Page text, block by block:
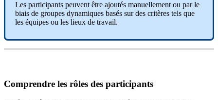
Les participants peuvent être ajoutés manuellement ou par le
biais de groupes dynamiques basés sur des critères tels que
les équipes ou les lieux de travail.
Comprendre les rôles des participants